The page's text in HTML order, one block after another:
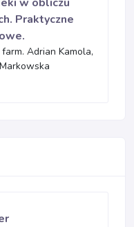
Praktyczne
Adrian Kamola,